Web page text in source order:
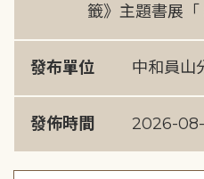
籤》主題書展「
發布單位 中和員山
發佈時間 2026-